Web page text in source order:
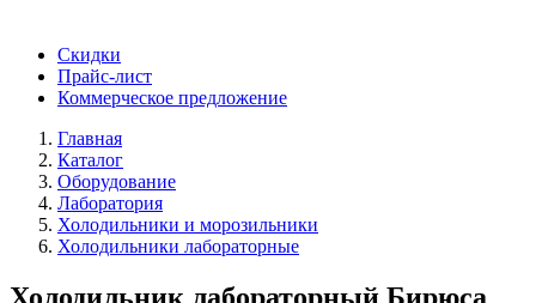
Скидки
Прайс-лист
Коммерческое предложение
Главная
Каталог
Оборудование
Лаборатория
Холодильники и морозильники
Холодильники лабораторные